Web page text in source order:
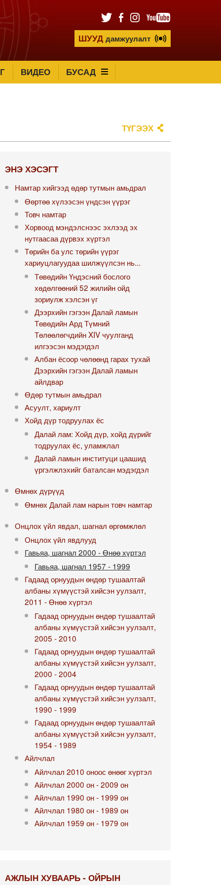
ШУУД дамжуулалт
ВИДЕО БУСАД
ТҮГЭЭХ
ЭНЭ ХЭСЭГТ
Намтар хийгээд өдөр тутмын амьдрал
Өөртөө хүлээсэн үндсэн үүрэг
Товч намтар
Хорвоод мэндэлснээс эхлээд эх
нутгаасаа дүрвэх хүртэл
Төрийн ба улс төрийн үүрэг
хариуцлагуудаа шилжүүлсэн нь...
Төвөдийн Үндэсний бослого
хөдөлгөөний 52 жилийн ойд
зориулж хэлсэн үг
Дээрхийн гэгээн Далай ламын
Төвөдийн Ард Түмний
Төлөөлөгчдийн XIV чуулганд
илгээсэн мэдэгдэл
Албан ёсоор чөлөөнд гарах тухай
Дээрхийн гэгээн Далай ламын
айлдвар
Өдөр тутмын амьдрал
Асуулт, хариулт
Хойд дүр тодруулах ёс
Далай лам: Хойд дүр, хойд дүрийг
тодруулах ёс, уламжлал
Далай ламын институци цаашид
үргэлжлэхийг баталсан мэдэгдэл
Өмнөх дүрүүд
Өмнөх Далай лам нарын товч намтар
Онцлох үйл явдал, шагнал өргөмжлөл
Онцлох үйл явдлууд
Гавьяа, шагнал 2000 - Өнөө хүртэл
Гавьяа, шагнал 1957 - 1999
Гадаад орнуудын өндөр тушаалтай
албаны хүмүүстэй хийсэн уулзалт,
2011 - Өнөө хүртэл
Гадаад орнуудын өндөр тушаалтай
албаны хүмүүстэй хийсэн уулзалт,
2005 - 2010
Гадаад орнуудын өндөр тушаалтай
албаны хүмүүстэй хийсэн уулзалт,
2000 - 2004
Гадаад орнуудын өндөр тушаалтай
албаны хүмүүстэй хийсэн уулзалт,
1990 - 1999
Гадаад орнуудын өндөр тушаалтай
албаны хүмүүстэй хийсэн уулзалт,
1954 - 1989
Айлчлал
Айлчлал 2010 оноос өнөөг хүртэл
Айлчлал 2000 он - 2009 он
Айлчлал 1990 он - 1999 он
Айлчлал 1980 он - 1989 он
Айлчлал 1959 он - 1979 он
АЖЛЫН ХУВААРЬ - ОЙРЫН